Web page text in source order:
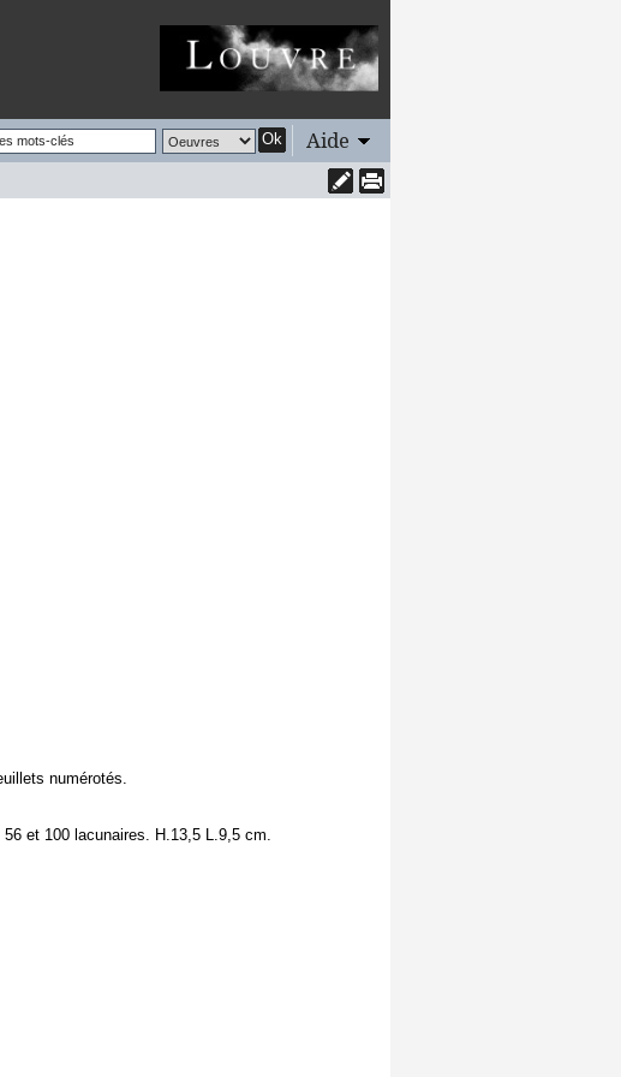
Ok Aide
numérotés.
et 100 lacunaires. H.13,5 L.9,5 cm.